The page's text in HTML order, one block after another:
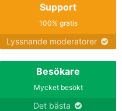
Support
100% gratis
Lyssnande moderatorer
Besökare
Mycket besökt
Det bästa